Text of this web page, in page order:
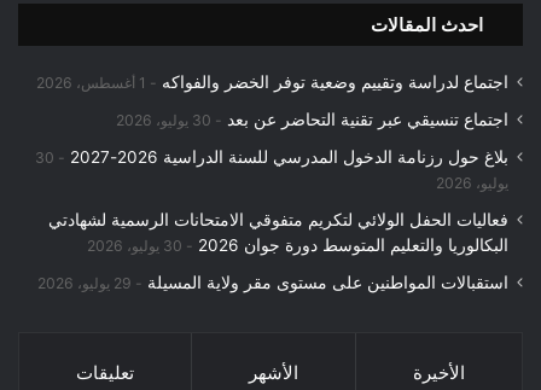
احدث المقالات
اجتماع لدراسة وتقييم وضعية توفر الخضر والفواكه 1 أغسطس، 2026
اجتماع تنسيقي عبر تقنية التحاضر عن بعد 30 يوليو، 2026
بلاغ حول رزنامة الدخول المدرسي للسنة الدراسية 2026-2027
30
يوليو، 2026
فعاليات الحفل الولائي لتكريم متفوقي الامتحانات الرسمية لشهادتي
البكالوريا والتعليم المتوسط دورة جوان 2026
30 يوليو، 2026
استقبالات المواطنين على مستوى مقر ولاية المسيلة 29 يوليو، 2026
الأخيرة الأشهر تعليقات